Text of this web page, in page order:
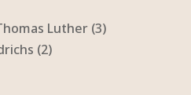
Luther (3)
(2)